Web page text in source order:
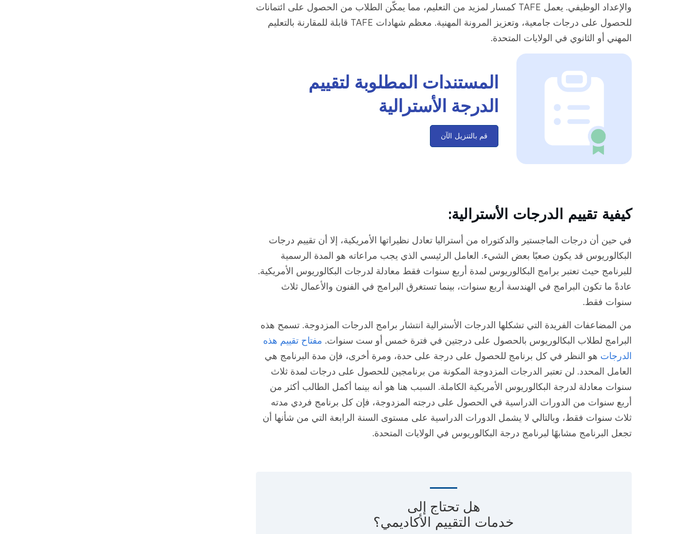
والإعداد الوظيفي. يعمل TAFE كمسار لمزيد من التعليم، مما يمكّن الطلاب من الحصول على ائتمانات
للحصول على درجات جامعية، وتعزيز المرونة المهنية. معظم شهادات TAFE قابلة للمقارنة بالتعليم
المهني أو الثانوي في الولايات المتحدة.
المستندات المطلوبة لتقييم
الدرجة الأسترالية
قم بالتنزيل الآن
كيفية تقييم الدرجات الأسترالية:
في حين أن درجات الماجستير والدكتوراه من أستراليا تعادل نظيراتها الأمريكية، إلا أن تقييم درجات
البكالوريوس قد يكون صعبًا بعض الشيء. العامل الرئيسي الذي يجب مراعاته هو المدة الرسمية
للبرنامج حيث تعتبر برامج البكالوريوس لمدة أربع سنوات فقط معادلة لدرجات البكالوريوس الأمريكية.
عادةً ما تكون البرامج في الهندسة أربع سنوات، بينما تستغرق البرامج في الفنون والأعمال ثلاث
سنوات فقط.
من المضاعفات الفريدة التي تشكلها الدرجات الأسترالية انتشار برامج الدرجات المزدوجة. تسمح هذه
البرامج لطلاب البكالوريوس بالحصول على درجتين في فترة خمس أو ست سنوات. مفتاح تقييم هذه
الدرجات هو النظر في كل برنامج للحصول على درجة على حدة، ومرة أخرى، فإن مدة البرنامج هي
العامل المحدد. لن تعتبر الدرجات المزدوجة المكونة من برنامجين للحصول على درجات لمدة ثلاث
سنوات معادلة لدرجة البكالوريوس الأمريكية الكاملة. السبب هنا هو أنه بينما أكمل الطالب أكثر من
أربع سنوات من الدورات الدراسية في الحصول على درجته المزدوجة، فإن كل برنامج فردي مدته
ثلاث سنوات فقط، وبالتالي لا يشمل الدورات الدراسية على مستوى السنة الرابعة التي من شأنها أن
تجعل البرنامج مشابهًا لبرنامج درجة البكالوريوس في الولايات المتحدة.
هل تحتاج إلى
خدمات التقييم الأكاديمي؟